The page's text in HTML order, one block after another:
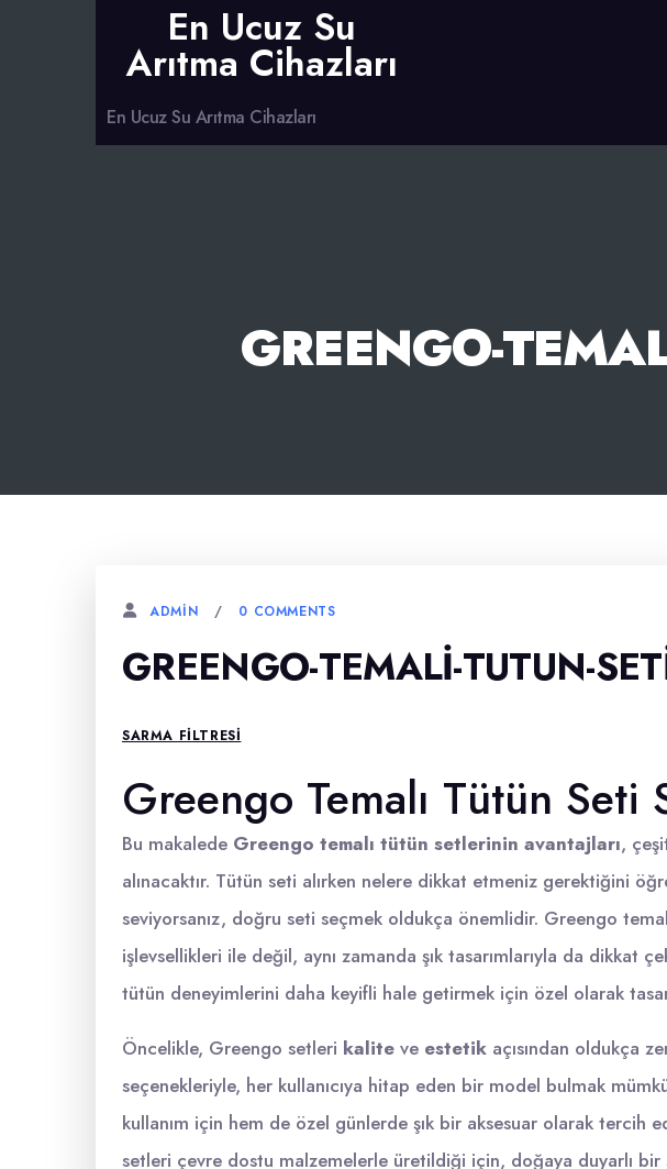
En Ucuz Su
Arıtma Cihazları
En Ucuz Su Arıtma Cihazları
GREENGO-
ADMIN 0 COMMENTS
GREENGO-TEMALI-TUTUN-
SARMA FILTRESI
Greengo Temalı Tütün Seti
Bu makalede Greengo temalı tütün setlerinin avantajları,
alınacaktır. Tütün seti alırken nelere dikkat etmeniz gerektiğini
seviyorsanız, doğru seti seçmek oldukça önemlidir. Greengo
işlevsellikleri ile değil, aynı zamanda şık tasarımlarıyla da dikkat
tütün deneyimlerini daha keyifli hale getirmek için özel olarak
Öncelikle, Greengo setleri kalite ve estetik açısından oldukça
seçenekleriyle, her kullanıcıya hitap eden bir model bulmak
kullanım için hem de özel günlerde şık bir aksesuar olarak tercih
setleri çevre dostu malzemelerle üretildiği için, doğaya duyarlı bir